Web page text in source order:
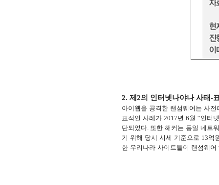
2. 제 2의 인터넷나야나 사태-
아이웹을 공격한 랜섬웨어는 사
표적인 사례가 2017년 6월 “인터
단되었다. 또한 해커는 동일 네트
기 위해 당시 시세 기준으로 13억
한 우리나라 사이트들이 랜섬웨